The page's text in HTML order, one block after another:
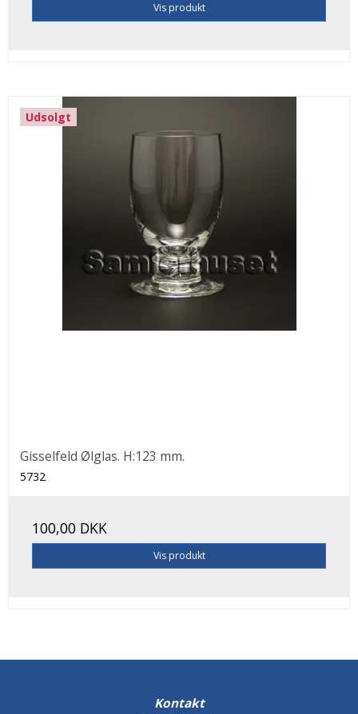
Vis produkt
Udsolgt
Gisselfeld Ølglas. H:123 mm.
5732
100,00 DKK
Vis produkt
Kontakt